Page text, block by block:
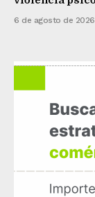
6 de agosto de 2026